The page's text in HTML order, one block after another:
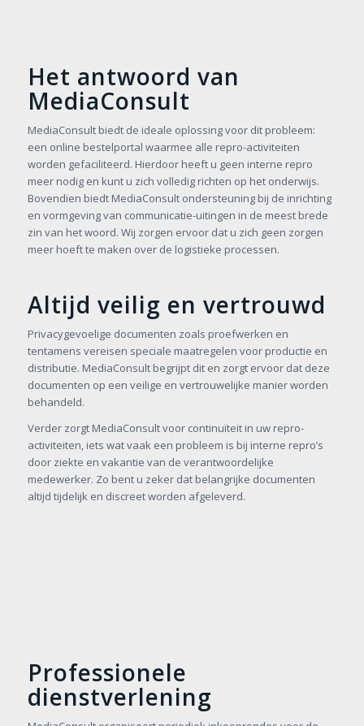
Het antwoord van
MediaConsult
MediaConsult biedt de ideale oplossing voor dit probleem:
een online bestelportal waarmee alle repro-activiteiten
worden gefaciliteerd. Hierdoor heeft u geen interne repro
meer nodig en kunt u zich volledig richten op het onderwijs.
Bovendien biedt MediaConsult ondersteuning bij de inrichting
en vormgeving van communicatie-uitingen in de meest brede
zin van het woord. Wij zorgen ervoor dat u zich geen zorgen
meer hoeft te maken over de logistieke processen.
Altijd veilig en vertrouwd
Privacygevoelige documenten zoals proefwerken en
tentamens vereisen speciale maatregelen voor productie en
distributie. MediaConsult begrijpt dit en zorgt ervoor dat deze
documenten op een veilige en vertrouwelijke manier worden
behandeld.
Verder zorgt MediaConsult voor continuïteit in uw repro-
activiteiten, iets wat vaak een probleem is bij interne repro’s
door ziekte en vakantie van de verantwoordelijke
medewerker. Zo bent u zeker dat belangrijke documenten
altijd tijdelijk en discreet worden afgeleverd.
Professionele
dienstverlening